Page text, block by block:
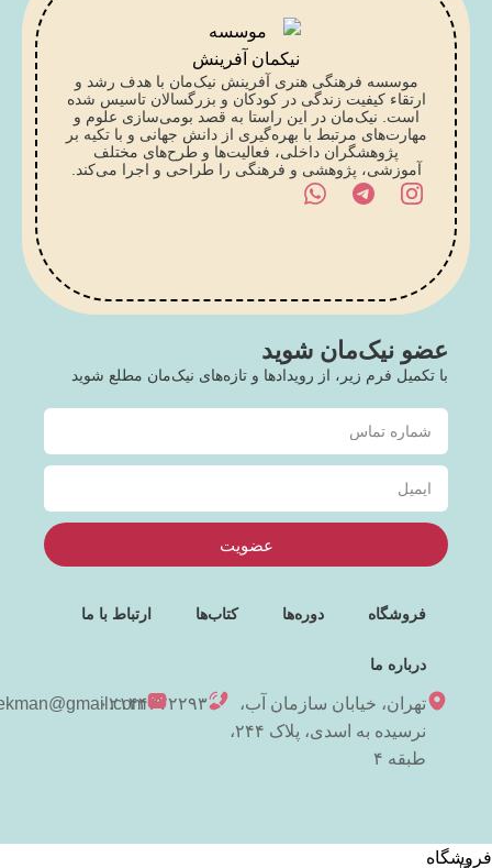
موسسه فرهنگی هنری آفرینش نیک‌مان با هدف رشد و
ارتقاء کیفیت زندگی در کودکان و بزرگسالان تاسیس شده
است. نیک‌مان در این راستا به قصد بومی‌سازی علوم و
مهارت‌های مرتبط با بهره‌گیری از دانش جهانی و با تکیه بر
پژوهشگران داخلی، فعالیت‌ها و طرح‌های مختلف
آموزشی، پژوهشی و فرهنگی را طراحی و اجرا می‌کند.
عضو نیک‌مان شوید
با تکمیل فرم زیر، از رویدادها و تازه‌های نیک‌مان مطلع شوید
عضویت
فروشگاه دوره‌ها کتاب‌ها ارتباط با ما
درباره ما
تهران، خیابان سازمان آب،
نرسیده به اسدی، پلاک ۲۴۴،
طبقه ۴
۰۲۱۴۴۳۷۲۲۹۳
فروشگاه